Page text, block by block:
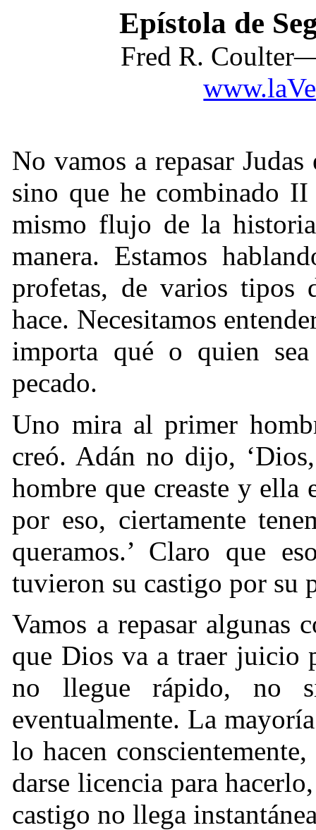
Epístola de
Fred R.
No vamos a repasar
sino que he combinado
mismo flujo de la
manera. Estamos
profetas, de varios tipos
hace. Necesitamos
importa qué o quien
pecado.
Uno mira al primer
creó. Adán no dijo,
hombre que creaste y ella
por eso, ciertamente
queramos.’ Claro que
tuvieron su castigo por su
Vamos a repasar algunas
que Dios va a traer juicio
no llegue rápido, no
eventualmente. La
lo hacen
darse licencia para
castigo no llega